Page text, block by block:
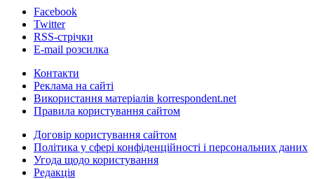
Facebook
Twitter
RSS-стрічки
E-mail розсилка
Контакти
Реклама на сайті
Використання матеріалів korrespondent.net
Правила користування сайтом
Договір користування сайтом
Політика у сфері конфіденційності і персональних даних
Угода щодо користування
Редакція